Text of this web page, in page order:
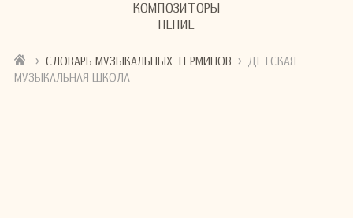
КОМПОЗИТОРЫ
ПЕНИЕ
› СЛОВАРЬ МУЗЫКАЛЬНЫХ ТЕРМИНОВ › ДЕТСКАЯ
МУЗЫКАЛЬНАЯ ШКОЛА